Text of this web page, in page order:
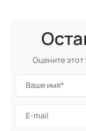
Оцените этот